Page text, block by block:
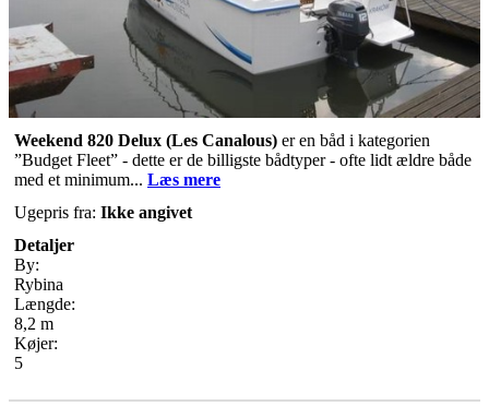
Weekend 820 Delux (Les Canalous) er en båd i kategorien
”Budget Fleet” - dette er de billigste bådtyper - ofte lidt ældre både
med et minimum... Læs mere
Ugepris fra: Ikke angivet
Detaljer
By:
Rybina
Længde:
8,2 m
Køjer:
5